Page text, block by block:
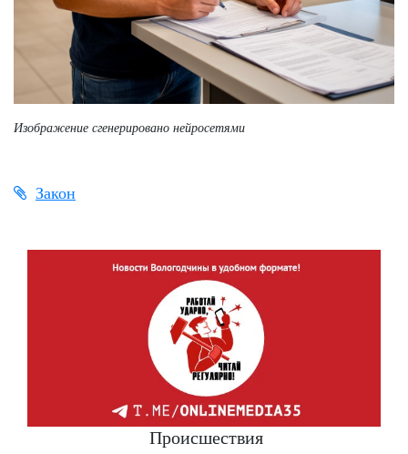
Изображение сгенерировано нейросетями
Закон
Происшествия